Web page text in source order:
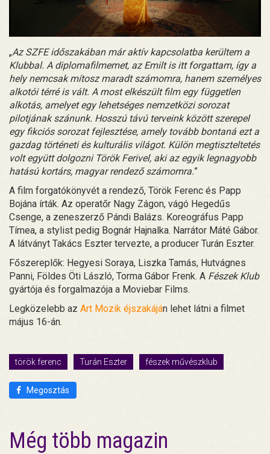
„Az SZFE időszakában már aktív kapcsolatba kerültem a
Klubbal. A diplomafilmemet, az Emilt is itt forgattam, így a
hely nemcsak mítosz maradt számomra, hanem személyes
alkotói térré is vált. A most elkészült film egy független
alkotás, amelyet egy lehetséges nemzetközi sorozat
pilotjának szánunk. Hosszú távú terveink között szerepel
egy fikciós sorozat fejlesztése, amely tovább bontaná ezt a
gazdag történeti és kulturális világot. Külön megtiszteltetés
volt együtt dolgozni Török Ferivel, aki az egyik legnagyobb
hatású kortárs, magyar rendező számomra.”
A film forgatókönyvét a rendező, Török Ferenc és Papp
Bojána írták. Az operatőr Nagy Zágon, vágó Hegedűs
Csenge, a zeneszerző Pándi Balázs. Koreográfus Papp
Tímea, a stylist pedig Bognár Hajnalka. Narrátor Máté Gábor.
A látványt Takács Eszter tervezte, a producer Turán Eszter.
Főszereplők: Hegyesi Soraya, Liszka Tamás, Hutvágnes
Panni, Földes Öti László, Torma Gábor Frenk. A Fészek Klub
gyártója és forgalmazója a Moviebar Films.
Legközelebb az Art Mozik éjszakáján lehet látni a filmet
május 16-án.
török ferenc Turán Eszter fészek művészklub
Megosztás
Még több magazin